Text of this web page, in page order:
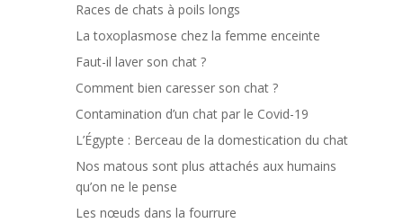
Races de chats à poils longs
La toxoplasmose chez la femme enceinte
Faut-il laver son chat ?
Comment bien caresser son chat ?
Contamination d’un chat par le Covid-19
L’Égypte : Berceau de la domestication du chat
Nos matous sont plus attachés aux humains
qu’on ne le pense
Les nœuds dans la fourrure